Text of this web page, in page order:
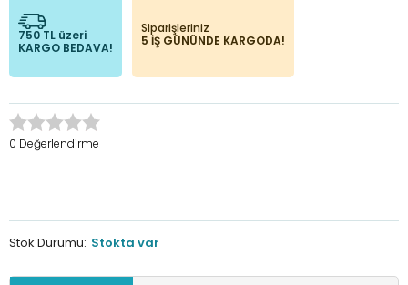
750 TL üzeri
KARGO BEDAVA!
Siparişleriniz
5 İŞ GÜNÜNDE KARGODA!
0 Değerlendirme
Stok Durumu: Stokta var